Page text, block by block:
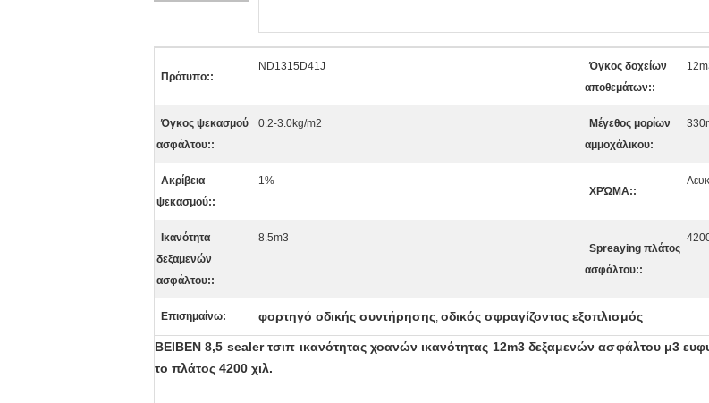
Πρότυπο::
ND1315D41J
Όγκος δοχείων
αποθεμάτων::
Όγκος ψεκασμού
ασφάλτου::
0.2-3.0kg/m2
Μέγεθος μορίων
αμμοχάλικου:
Ακρίβεια
ψεκασμού::
1%
ΧΡΏΜΑ::
Ικανότητα
δεξαμενών
ασφάλτου::
8.5m3
Spreaying πλάτος
ασφάλτου::
Επισημαίνω: φορτηγό οδικής συντήρησης, οδικός σφραγίζοντας εξοπλισμός
BEIBEN 8,5 sealer τσιπ ικανότητας χοανών ικανότητας 12m3 δεξαμενών ασφάλτου μ3
το πλάτος 4200 χιλ.